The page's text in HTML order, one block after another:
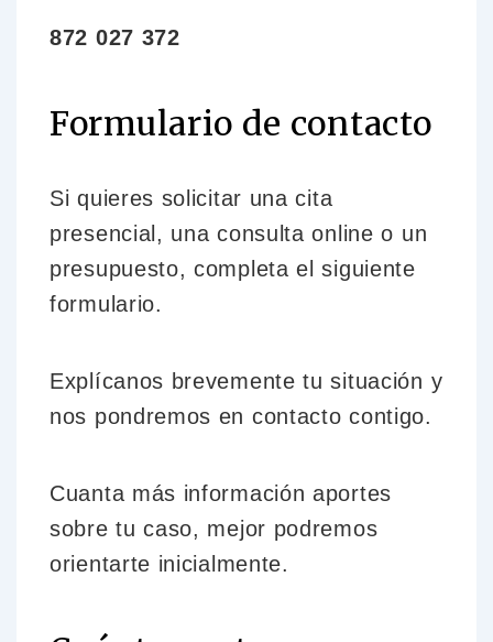
872 027 372
Formulario de contacto
Si quieres solicitar una cita
presencial, una consulta online o un
presupuesto, completa el siguiente
formulario.
Explícanos brevemente tu situación y
nos pondremos en contacto contigo.
Cuanta más información aportes
sobre tu caso, mejor podremos
orientarte inicialmente.